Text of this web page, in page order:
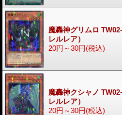
魔轟神グリムロ
レルレア）
20円～30円(税込)
魔轟神クシャノ
レルレア）
20円～30円(税込)